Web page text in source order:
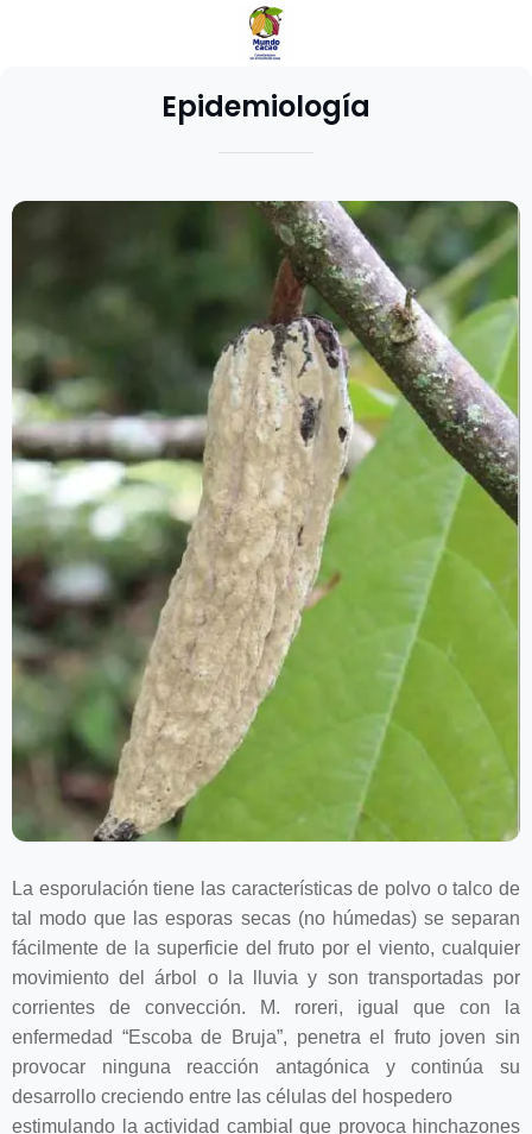
Epidemiología
La esporulación tiene las características de polvo o talco de
tal modo que las esporas secas (no húmedas) se separan
fácilmente de la superficie del fruto por el viento, cualquier
movimiento del árbol o la lluvia y son transportadas por
corrientes de convección. M. roreri, igual que con la
enfermedad “Escoba de Bruja”, penetra el fruto joven sin
provocar ninguna reacción antagónica y continúa su
desarrollo creciendo entre las células del hospedero
estimulando la actividad cambial que provoca hinchazones